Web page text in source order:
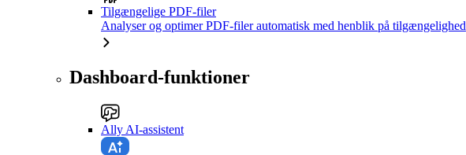
Tilgængelige PDF-filer
Analyser og optimer PDF-filer automatisk med henblik på tilgængelighed
Dashboard-funktioner
Ally AI-assistent